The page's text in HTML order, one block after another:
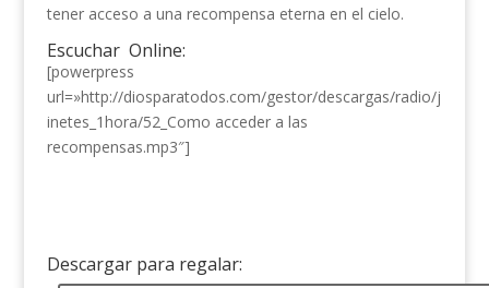
tener acceso a una recompensa eterna en el cielo.
Escuchar Online:
[powerpress
url=»http://diosparatodos.com/gestor/descargas/radio/j
inetes_1hora/52_Como acceder a las
recompensas.mp3″]
Descargar para regalar: